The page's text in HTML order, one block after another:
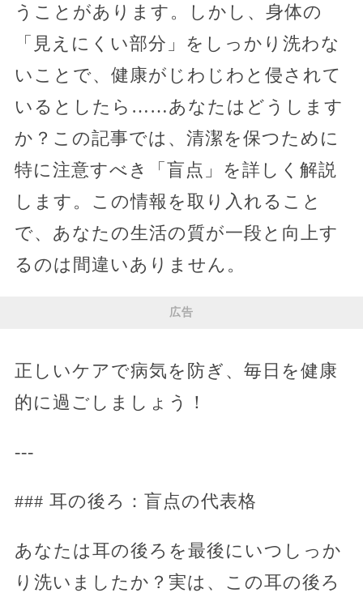
うことがあります。しかし、身体の
「見えにくい部分」をしっかり洗わな
いことで、健康がじわじわと侵されて
いるとしたら……あなたはどうします
か？この記事では、清潔を保つために
特に注意すべき「盲点」を詳しく解説
します。この情報を取り入れること
で、あなたの生活の質が一段と向上す
るのは間違いありません。
広告
正しいケアで病気を防ぎ、毎日を健康
的に過ごしましょう！
---
### 耳の後ろ：盲点の代表格
あなたは耳の後ろを最後にいつしっか
り洗いましたか？実は、この耳の後ろ